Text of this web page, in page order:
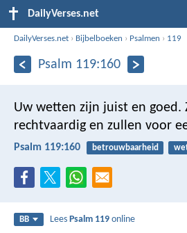
DailyVerses.net
DailyVerses.net › Bijbelboeken › Psalmen › 119
Psalm 119:160
Uw wetten zijn juist en goed.
rechtvaardig en zullen voor
Psalm 119:160 betrouwbaarheid
BB LeesPsalm 119 online